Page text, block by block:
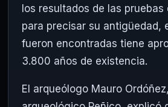
los resultados de las pruebas
para precisar su antigüedad,
fueron encontradas tiene
3.800 años de existencia.
El arqueólogo Mauro